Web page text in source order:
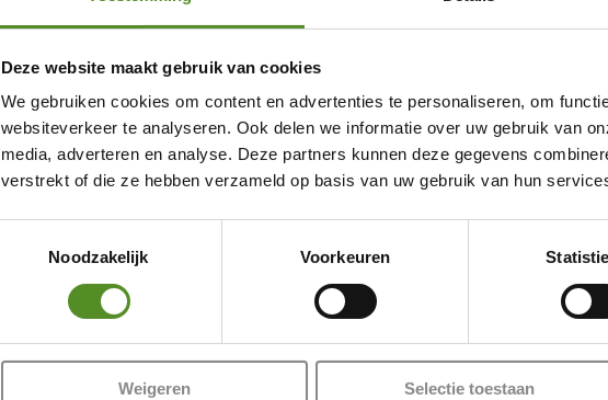
Deze website maakt gebruik van cookies
We gebruiken cookies om content en advertenties te personaliseren, om
websiteverkeer te analyseren. Ook delen we informatie over uw gebruik van
media, adverteren en analyse. Deze partners kunnen deze gegevens
verstrekt of die ze hebben verzameld op basis van uw gebruik van hun
Noodzakelijk
Voorkeuren
Weigeren Selectie toestaan
Donderdag 12:00 –
Vrijdag 12:00 – 17:00
Zaterdag 12:00 –
Zondag 12:00 – 17:00